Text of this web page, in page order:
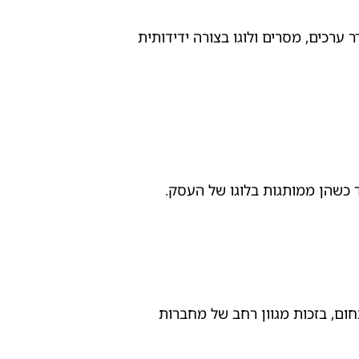
מסרים ולוגו בצורה ידידותית
כשהן ממותגות בלוגו של העסק.
בזכות מגוון רחב של מחברות